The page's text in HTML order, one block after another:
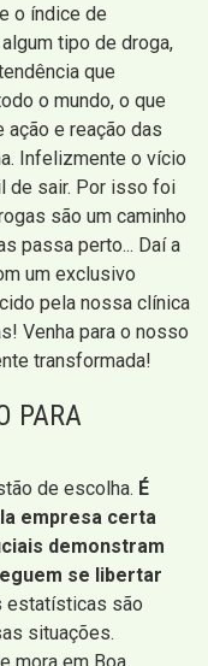
o índice de
tipo de droga,
que
o mundo, o que
e reação das
Infelizmente o vício
de sair. Por isso foi
são um caminho
passa perto... Daí a
um exclusivo
pela nossa clínica
Venha para o nosso
transformada!
PARA
de escolha. É
empresa certa
demonstram
se libertar
estatísticas são
situações.